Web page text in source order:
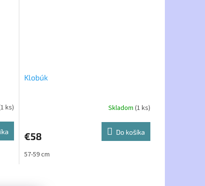
ks)
Klobúk
Skladom (1 ks)
€58 Do košíka
57-59 cm